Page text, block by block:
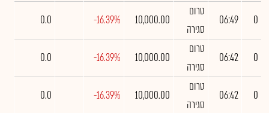
0
06:49
טרום
סגירה
10,000.00
-16.39%
0.0
0
06:42
טרום
סגירה
10,000.00
-16.39%
0.0
0
06:42
טרום
סגירה
10,000.00
-16.39%
0.0